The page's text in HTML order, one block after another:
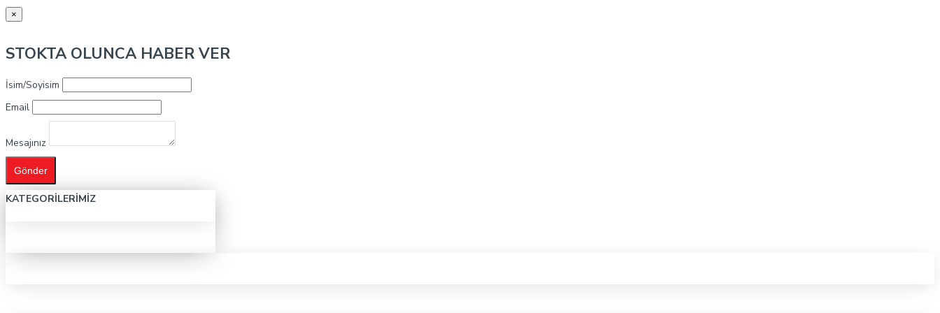
×
STOKTA OLUNCA HABER VER
İsim/Soyisim
Email
Mesajınız
Gönder
KATEGORILERIMIZ